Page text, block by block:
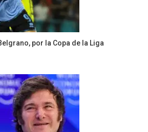
por la Copa de la Liga